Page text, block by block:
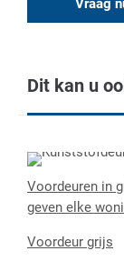
Vraag
Dit kan u
Voordeuren in
geven elke
Voordeur grijs